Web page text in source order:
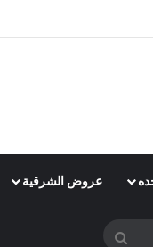
عروض الشرقية
بحث